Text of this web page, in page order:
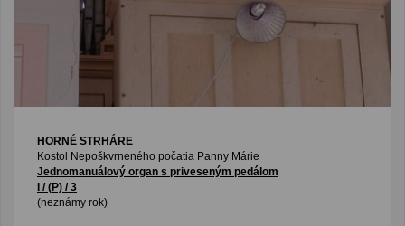
HORNÉ STRHÁRE
Kostol Nepoškvrneného počatia Panny Márie
Jednomanuálový organ s priveseným pedálom
I / (P) / 3
(neznámy rok)